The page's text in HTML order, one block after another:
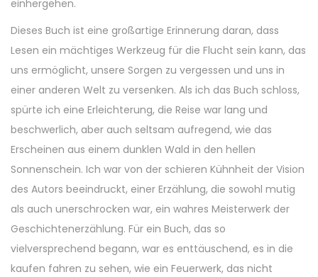
einhergehen.
Dieses Buch ist eine großartige Erinnerung daran, dass
Lesen ein mächtiges Werkzeug für die Flucht sein kann, das
uns ermöglicht, unsere Sorgen zu vergessen und uns in
einer anderen Welt zu versenken. Als ich das Buch schloss,
spürte ich eine Erleichterung, die Reise war lang und
beschwerlich, aber auch seltsam aufregend, wie das
Erscheinen aus einem dunklen Wald in den hellen
Sonnenschein. Ich war von der schieren Kühnheit der Vision
des Autors beeindruckt, einer Erzählung, die sowohl mutig
als auch unerschrocken war, ein wahres Meisterwerk der
Geschichtenerzählung. Für ein Buch, das so
vielversprechend begann, war es enttäuschend, es in die
kaufen fahren zu sehen, wie ein Feuerwerk, das nicht